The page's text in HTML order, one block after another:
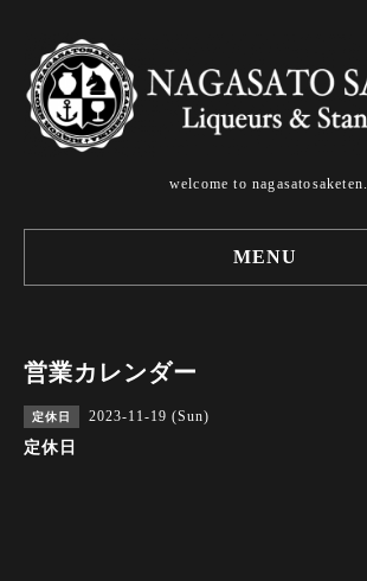
welcome to nagasatosaketen.
MENU
営業カレンダー
定休日 2023-11-19 (Sun)
定休日